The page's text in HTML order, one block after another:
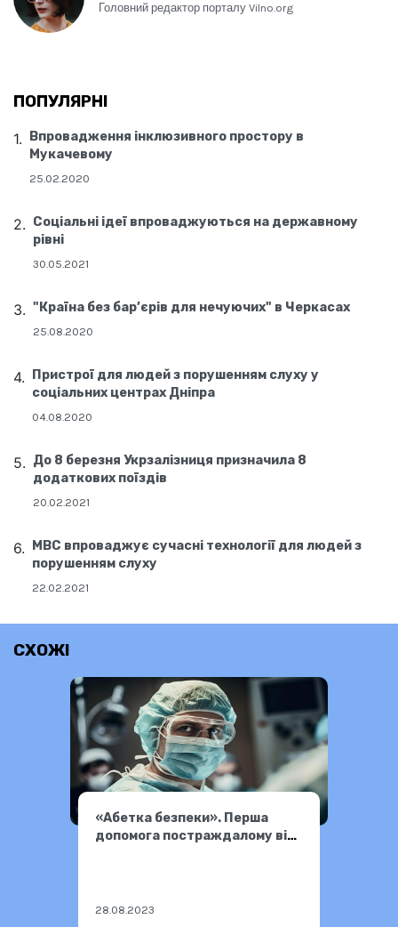
Головний редактор порталу Vilno.org
ПОПУЛЯРНІ
Впровадження інклюзивного простору в
Мукачевому
25.02.2020
Соціальні ідеї впроваджуються на державному
рівні
30.05.2021
"Країна без бар’єрів для нечуючих" в Черкасах
25.08.2020
Пристрої для людей з порушенням слуху у
соціальних центрах Дніпра
04.08.2020
До 8 березня Укрзалізниця призначила 8
додаткових поїздів
20.02.2021
МВС впроваджує сучасні технології для людей з
порушенням слуху
22.02.2021
СХОЖІ
«Абетка безпеки». Перша
допомога постраждалому від
28.08.2023